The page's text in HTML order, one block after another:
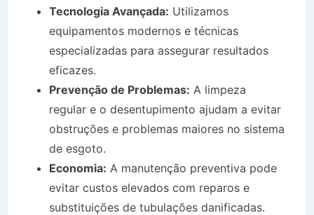
Tecnologia Avançada: Utilizamos
equipamentos modernos e técnicas
especializadas para assegurar resultados
eficazes.
Prevenção de Problemas: A limpeza
regular e o desentupimento ajudam a evitar
obstruções e problemas maiores no sistema
de esgoto.
Economia: A manutenção preventiva pode
evitar custos elevados com reparos e
substituições de tubulações danificadas.